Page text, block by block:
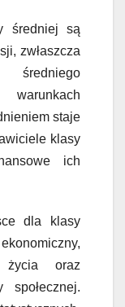
średniej są
zwłaszcza
warunkach
staje
klasy
ich
dla klasy
życia oraz